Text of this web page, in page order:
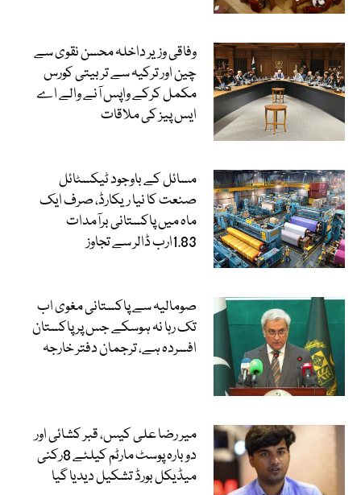
وفاقی وزیر داخلہ محسن نقوی سے
چین اور ترکیہ سے تربیتی کورس
مکمل کرکے واپس آنے والے اے
ایس پیز کی ملاقات
مسائل کے باوجود ٹیکسٹائل
صنعت کا نیا ریکارڈ، صرف ایک
ماہ میں پاکستانی برآمدات
1.83ارب ڈالر سے تجاوز
صومالیہ سے پاکستانی مغوی اب
تک رہا نہ ہوسکے جس پر پاکستان
افسردہ ہے، ترجمان دفتر خارجہ
میر رضا علی کیس، قبر کشائی اور
دوبارہ پوسٹ مارٹم کیلئے 8رکنی
میڈیکل بورڈ تشکیل دیدیا گیا